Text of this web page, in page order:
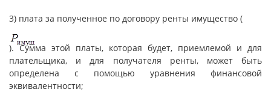
3) плата за полученное по договору ренты имущество (
). Сумма этой платы, которая будет, приемлемой и для
плательщика, и для получателя ренты, может быть
определена с помощью уравнения финансовой
эквивалентности;